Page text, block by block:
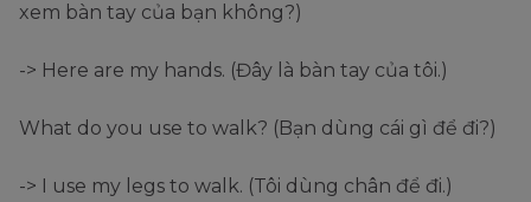
xem bàn tay của bạn không?)
-> Here are my hands. (Đây là bàn tay của tôi.)
What do you use to walk? (Bạn dùng cái gì để đi?)
-> I use my legs to walk. (Tôi dùng chân để đi.)